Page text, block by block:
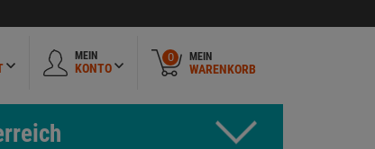
MEIN
KONTO
0 MEIN
WARENKORB